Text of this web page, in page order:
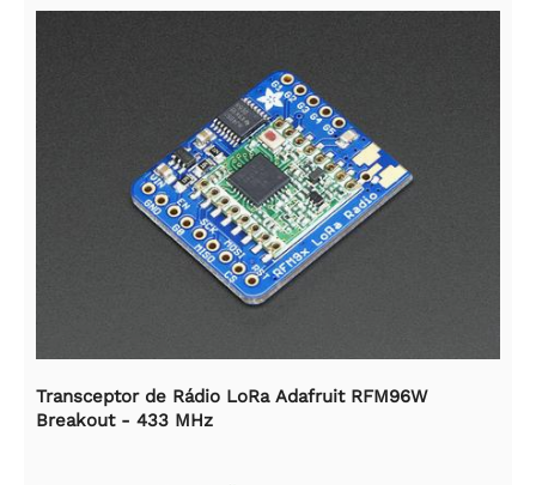
Transceptor de Rádio LoRa Adafruit RFM96W
Breakout - 433 MHz